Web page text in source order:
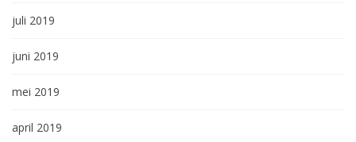
juli 2019
juni 2019
mei 2019
april 2019